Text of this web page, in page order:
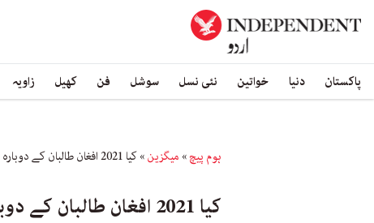
پاکستان دنیا خواتین نئی نسل سوشل فن کھیل زاویہ
ہوم پیچ» میگزین»کیا 2021 افغان طالبان کے دوبارہ اقتدار میں آنے کا سال ہوگا؟
کیا 2021 افغان طالبان کے دوبارہ اقتدار میں آنے کا سال ہوگا؟